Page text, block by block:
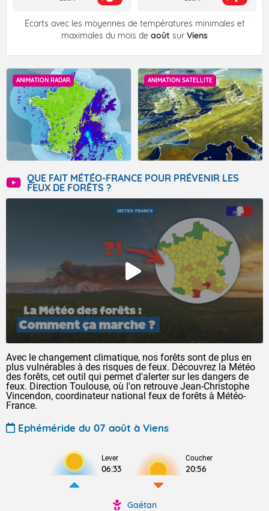
Écarts avec les moyennes de températures minimales et
maximales du mois de août sur Viens
ANIMATION RADAR ANIMATION SATELLITE
QUE FAIT MÉTÉO-FRANCE POUR PRÉVENIR LES
FEUX DE FORÊTS ?
Avec le changement climatique, nos forêts sont de plus en
plus vulnérables à des risques de feux. Découvrez la Météo
des forêts, cet outil qui permet d'alerter sur les dangers de
feux. Direction Toulouse, où l'on retrouve Jean-Christophe
Vincendon, coordinateur national feux de forêts à Météo-
France.
Ephéméride du 07 août à Viens
Lever
06:33
Coucher
20:56
Gaétan